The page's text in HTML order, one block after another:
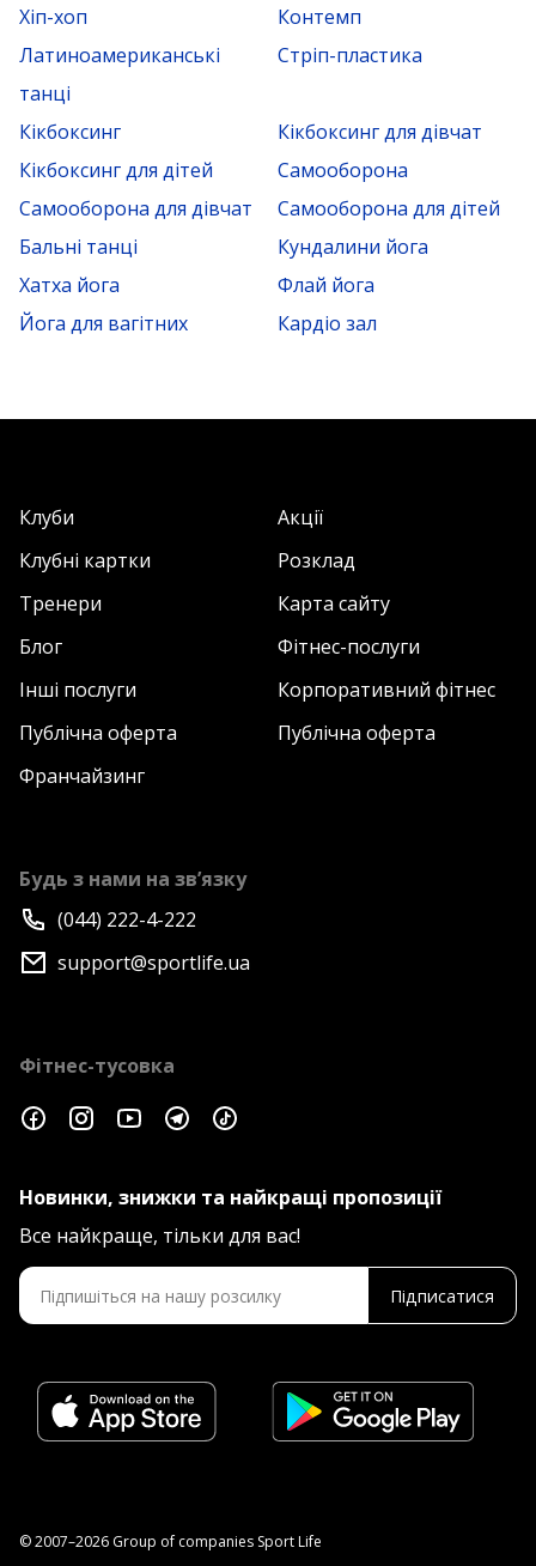
Хіп-хоп
Контемп
Латиноамериканські
танці
Стріп-пластика
Кікбоксинг
Кікбоксинг для дівчат
Кікбоксинг для дітей
Самооборона
Самооборона для дівчат
Самооборона для дітей
Бальні танці
Кундалини йога
Хатха йога
Флай йога
Йога для вагітних
Кардіо зал
Клуби
Акції
Клубні картки
Розклад
Тренери
Карта сайту
Блог
Фітнес-послуги
Інші послуги
Корпоративний фітнес
Публічна оферта
Публічна оферта
Франчайзинг
Будь з нами на зв’язку
(044) 222-4-222
support@sportlife.ua
Фітнес-тусовка
Новинки, знижки та найкращі пропозиції
Все найкраще, тільки для вас!
Підписатися
© 2007–2026 Group of companies Sport Life